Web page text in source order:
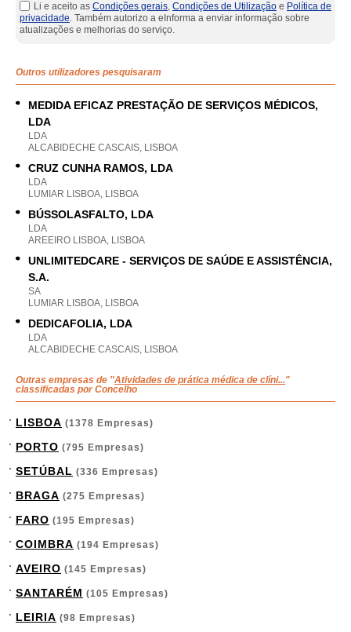
Li e aceito as Condições gerais, Condições de Utilização e Política de
privacidade. Também autorizo a eInforma a enviar informação sobre
atualizações e melhorias do serviço.
Outros utilizadores pesquisaram
MEDIDA EFICAZ PRESTAÇÃO DE SERVIÇOS MÉDICOS,
LDA
LDA
ALCABIDECHE CASCAIS, LISBOA
CRUZ CUNHA RAMOS, LDA
LDA
LUMIAR LISBOA, LISBOA
BÚSSOLASFALTO, LDA
LDA
AREEIRO LISBOA, LISBOA
UNLIMITEDCARE - SERVIÇOS DE SAÚDE E ASSISTÊNCIA,
S.A.
SA
LUMIAR LISBOA, LISBOA
DEDICAFOLIA, LDA
LDA
ALCABIDECHE CASCAIS, LISBOA
Outras empresas de "Atividades de prática médica de clíni..."
classificadas por Concelho
LISBOA (1378 Empresas)
PORTO (795 Empresas)
SETÚBAL (336 Empresas)
BRAGA (275 Empresas)
FARO (195 Empresas)
COIMBRA (194 Empresas)
AVEIRO (145 Empresas)
SANTARÉM (105 Empresas)
LEIRIA (98 Empresas)